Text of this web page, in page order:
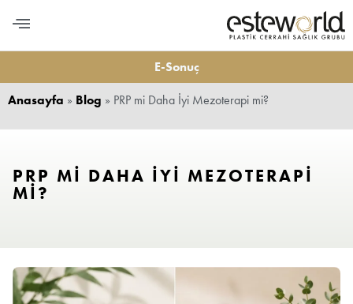
E-Sonuç
Anasayfa » Blog » PRP mi Daha İyi Mezoterapi mi?
PRP MI DAHA İYI MEZOTERAPI
MI?